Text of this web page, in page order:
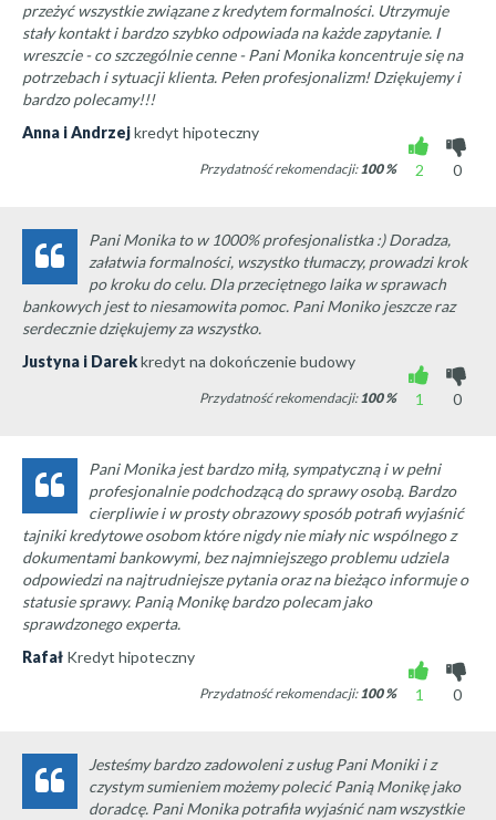
przeżyć wszystkie związane z kredytem formalności. Utrzymuje
stały kontakt i bardzo szybko odpowiada na każde zapytanie. I
wreszcie - co szczególnie cenne - Pani Monika koncentruje się na
potrzebach i sytuacji klienta. Pełen profesjonalizm! Dziękujemy i
bardzo polecamy!!!
Anna i Andrzejkredyt hipoteczny
2
0
Przydatność rekomendacji:100%
Pani Monika to w 1000% profesjonalistka :) Doradza,
załatwia formalności, wszystko tłumaczy, prowadzi krok
po kroku do celu. Dla przeciętnego laika w sprawach
bankowych jest to niesamowita pomoc. Pani Moniko jeszcze raz
serdecznie dziękujemy za wszystko.
Justyna i Darekkredyt na dokończenie budowy
1
0
Przydatność rekomendacji:100%
Pani Monika jest bardzo miłą, sympatyczną i w pełni
profesjonalnie podchodzącą do sprawy osobą. Bardzo
cierpliwie i w prosty obrazowy sposób potrafi wyjaśnić
tajniki kredytowe osobom które nigdy nie miały nic wspólnego z
dokumentami bankowymi, bez najmniejszego problemu udziela
odpowiedzi na najtrudniejsze pytania oraz na bieżąco informuje o
statusie sprawy. Panią Monikę bardzo polecam jako
sprawdzonego experta.
Rafał Kredyt hipoteczny
1
0
Przydatność rekomendacji:100%
Jesteśmy bardzo zadowoleni z usług Pani Moniki i z
czystym sumieniem możemy polecić Panią Monikę jako
doradcę. Pani Monika potrafiła wyjaśnić nam wszystkie